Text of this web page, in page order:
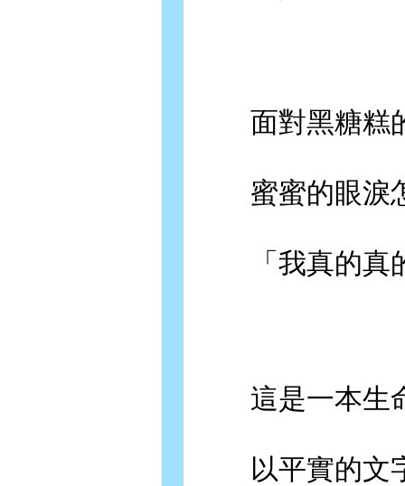
面對黑糖糕
蜜蜜的眼淚
「我真的真
這是一本生
以平實的文字